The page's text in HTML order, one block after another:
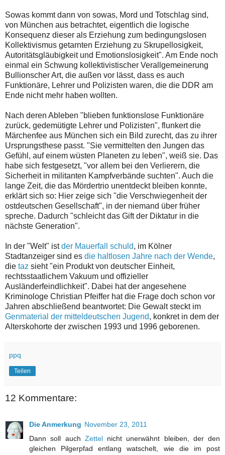
Sowas kommt dann von sowas, Mord und Totschlag sind,
von München aus betrachtet, eigentlich die logische
Konsequenz dieser als Erziehung zum bedingungslosen
Kollektivismus getarnten Erziehung zu Skrupellosigkeit,
Autoritätsgläubigkeit und Emotionslosigkeit". Am Ende noch
einmal ein Schwung kollektivistischer Verallgemeinerung
Bullionscher Art, die außen vor lässt, dass es auch
Funktionäre, Lehrer und Polizisten waren, die die DDR am
Ende nicht mehr haben wollten.
Nach deren Ableben "blieben funktionslose Funktionäre
zurück, gedemütigte Lehrer und Polizisten", flunkert die
Märchenfee aus München sich ein Bild zurecht, das zu ihrer
Ursprungsthese passt. "Sie vermittelten den Jungen das
Gefühl, auf einem wüsten Planeten zu leben", weiß sie. Das
habe sich festgesetzt, "vor allem bei den Verlierern, die
Sicherheit in militanten Kampfverbände suchten". Auch die
lange Zeit, die das Mördertrio unentdeckt bleiben konnte,
erklärt sich so: Hier zeige sich "die Verschwiegenheit der
ostdeutschen Gesellschaft", in der niemand über früher
spreche. Dadurch "schleicht das Gift der Diktatur in die
nächste Generation".
In der "Welt" istder Mauerfall schuld, im Kölner
Stadtanzeiger sind es die haltlosen Jahre nach der Wende,
die taz sieht "ein Produkt von deutscher Einheit,
rechtsstaatlichem Vakuum und offizieller
Ausländerfeindlichkeit". Dabei hat der angesehene
Kriminologe Christian Pfeiffer hat die Frage doch schon vor
Jahren abschließend beantwortet: Die Gewalt steckt im
Genmaterial der mitteldeutschen Jugend, konkret in dem der
Alterskohorte der zwischen 1993 und 1996 geborenen.
ppq
Teilen
12 Kommentare:
Die Anmerkung November 23, 2011
Dann soll auch Zettelnicht unerwähnt bleiben, der den
gleichen Pilgerpfad entlang watschelt, wie die im post